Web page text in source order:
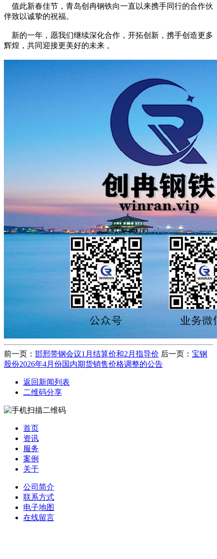
值此新春佳节，青岛创冉钢铁向一直以来携手同行的合作伙
伴致以诚挚的祝福。
新的一年，愿我们继续深化合作，开拓创新，携手创造更多
辉煌，共同迎接更美好的未来 。
前一页： 邯邢带钢会议1月结算价和2月指导价 后一页： 宝钢
股份2026年4月份国内期货销售价格调整的公告
返回新闻列表
二维码分享
首页
资讯
服务
案例
关于
公司简介
联系方式
电子地图
在线留言